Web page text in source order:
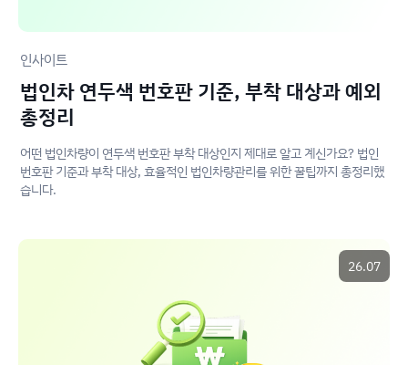
인사이트
법인차 연두색 번호판 기준, 부착 대상과 예외
총정리
어떤 법인차량이 연두색 번호판 부착 대상인지 제대로 알고 계신가요? 법인
번호판 기준과 부착 대상, 효율적인 법인차량관리를 위한 꿀팁까지 총정리했
습니다.
26.07